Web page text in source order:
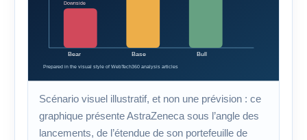
Scénario visuel illustratif, et non une prévision : ce
graphique présente AstraZeneca sous l’angle des
lancements, de l’étendue de son portefeuille de